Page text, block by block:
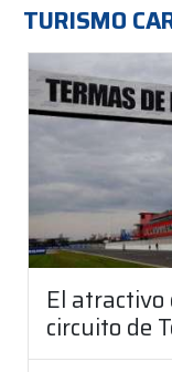
TURISMO
El atractivo
circuito de